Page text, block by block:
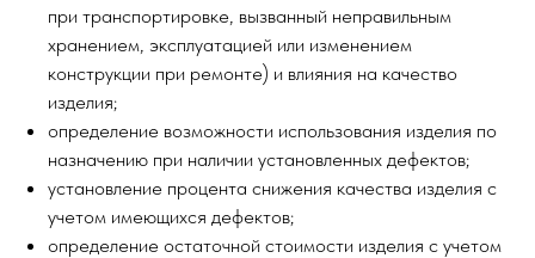
при транспортировке, вызванный неправильным
хранением, эксплуатацией или изменением
конструкции при ремонте) и влияния на качество
изделия;
определение возможности использования изделия по
назначению при наличии установленных дефектов;
установление процента снижения качества изделия с
учетом имеющихся дефектов;
определение остаточной стоимости изделия с учетом